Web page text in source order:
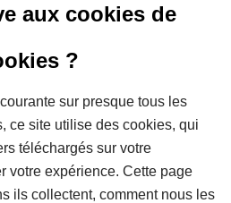
aux cookies de
?
sur presque tous les
ce site utilise des cookies, qui
téléchargés sur votre
votre expérience. Cette page
ils collectent, comment nous les